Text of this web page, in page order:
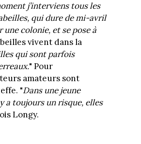
j’interviens tous les
qui dure de mi-avril
une colonie, et se pose à
vivent dans la
qui sont parfois
" Pour
amateurs sont
"Dans une jeune
a toujours un risque, elles
Longy.